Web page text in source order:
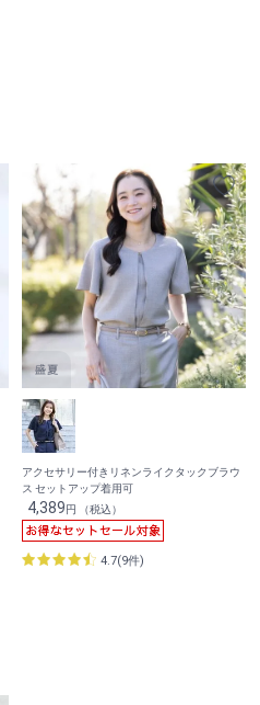
アクセサリー付きリネンライクタックブラウ
ス セットアップ着用可
4,389円 （税込）
4.7(9件)